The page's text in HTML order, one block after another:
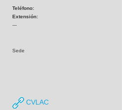
Teléfono:
Extensión:
---
Sede
CVLAC